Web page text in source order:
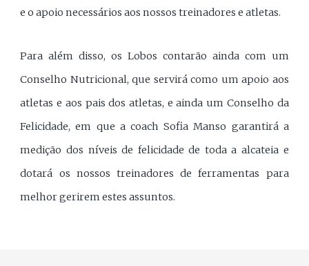
e o apoio necessários aos nossos treinadores e atletas.
Para além disso, os Lobos contarão ainda com um
Conselho Nutricional, que servirá como um apoio aos
atletas e aos pais dos atletas, e ainda um Conselho da
Felicidade, em que a coach Sofia Manso garantirá a
medição dos níveis de felicidade de toda a alcateia e
dotará os nossos treinadores de ferramentas para
melhor gerirem estes assuntos.